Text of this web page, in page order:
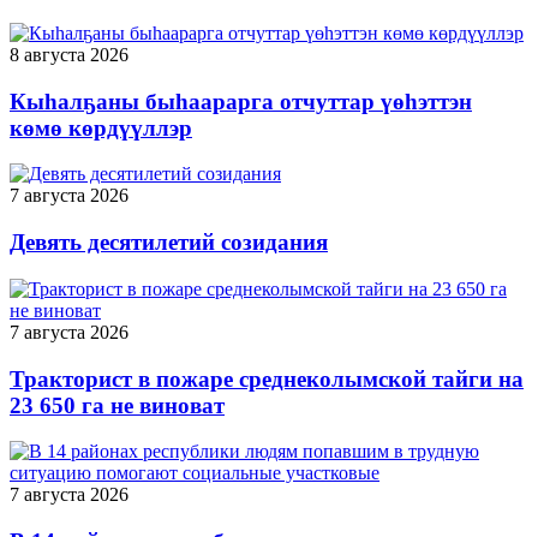
8 августа 2026
Кыһалҕаны быһаарарга отчуттар үөһэттэн
көмө көрдүүллэр
7 августа 2026
Девять десятилетий созидания
7 августа 2026
Тракторист в пожаре среднеколымской тайги на
23 650 га не виноват
7 августа 2026